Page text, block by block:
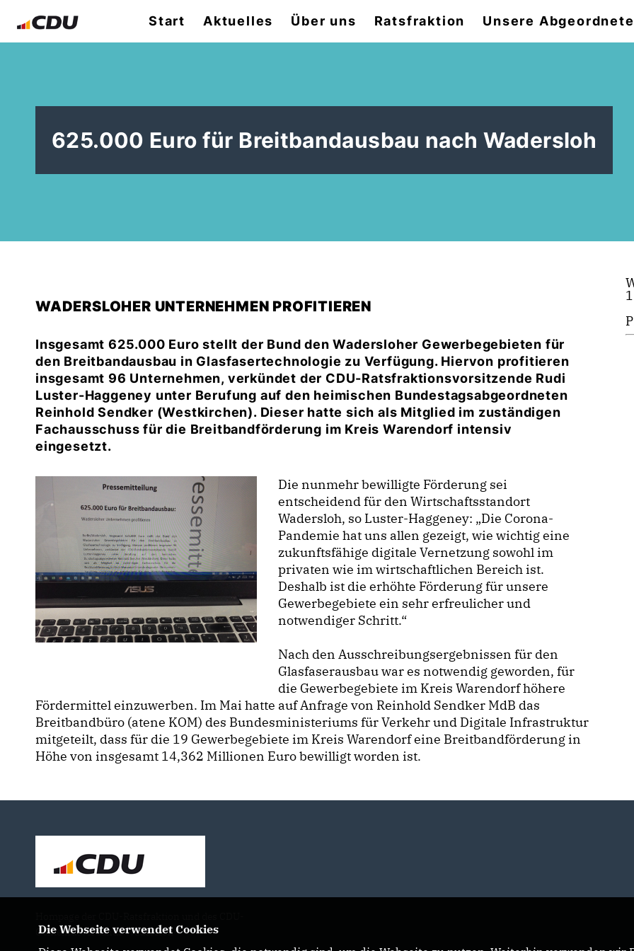
Start Aktuelles Über uns Ratsfraktion Unsere
625.000 Euro für Breitbandausbau nach Wadersloh
WADERSLOHER UNTERNEHMEN PROFITIEREN
Insgesamt 625.000 Euro stellt der Bund den Wadersloher Gewerbegebieten für
den Breitbandausbau in Glasfasertechnologie zu Verfügung. Hiervon profitieren
insgesamt 96 Unternehmen, verkündet der CDU-Ratsfraktionsvorsitzende Rudi
Luster-Haggeney unter Berufung auf den heimischen Bundestagsabgeordneten
Reinhold Sendker (Westkirchen). Dieser hatte sich als Mitglied im zuständigen
Fachausschuss für die Breitbandförderung im Kreis Warendorf intensiv
eingesetzt.
Die nunmehr bewilligte Förderung sei
entscheidend für den Wirtschaftsstandort
Wadersloh, so Luster-Haggeney: „Die Corona-
Pandemie hat uns allen gezeigt, wie wichtig eine
zukunftsfähige digitale Vernetzung sowohl im
privaten wie im wirtschaftlichen Bereich ist.
Deshalb ist die erhöhte Förderung für unsere
Gewerbegebiete ein sehr erfreulicher und
notwendiger Schritt.“
Nach den Ausschreibungsergebnissen für den
Glasfaserausbau war es notwendig geworden, für
die Gewerbegebiete im Kreis Warendorf höhere
Fördermittel einzuwerben. Im Mai hatte auf Anfrage von Reinhold Sendker MdB das
Breitbandbüro (atene KOM) des Bundesministeriums für Verkehr und Digitale Infrastruktur
mitgeteilt, dass für die 19 Gewerbegebiete im Kreis Warendorf eine Breitbandförderung in
Höhe von insgesamt 14,362 Millionen Euro bewilligt worden ist.
Gemeindeverbands Wadersloh
Die Webseite verwendet Cookies